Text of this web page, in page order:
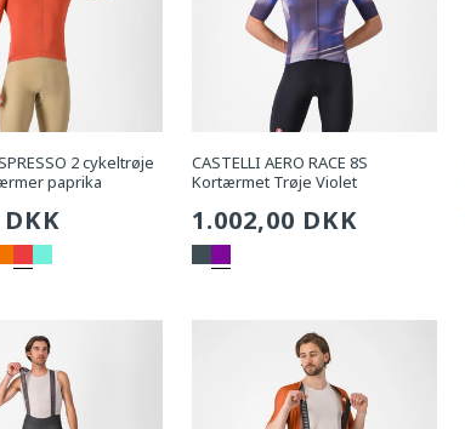
2 cykeltrøje
paprika
CASTELLI AERO RACE 8S
Kortærmet Trøje Violet
Sædvanlig
pris
1.002,00 DKK